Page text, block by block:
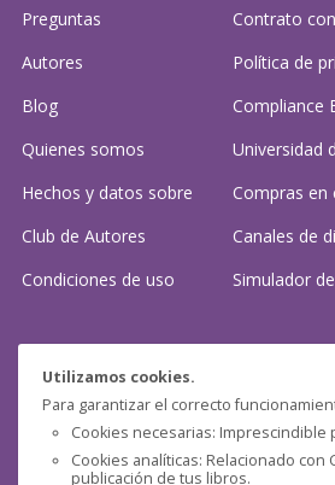
Utilizamos cookies.
Para garantizar el correcto
Cookies necesarias:
Cookies analíticas: Relacionado
publicación de tus libros.
Preguntas
Autores
Blog
Quienes somos
Hechos y datos sobre
Club de Autores
Condiciones de uso
Contrato
Política de
Compliance
Universidad
Compras en
Canales de
Simulador
¿Necesitas ayuda?
Preguntas frecuentes
Contacta con nosotros: (